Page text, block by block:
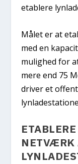
etablere
Målet er at
med en
mulighed for
mere end 75
driver et
NETVÆRK